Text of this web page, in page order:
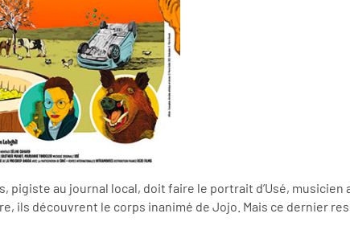
pigiste au journal local, doit faire le portrait d’Usé,
ils découvrent le corps inanimé de Jojo. Mais ce dernier